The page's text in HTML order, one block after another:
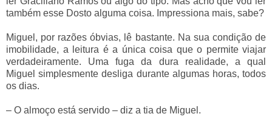
também esse Dosto alguma coisa. Impressiona mais, sabe?
Miguel, por razões óbvias, lê bastante. Na sua condição de
imobilidade, a leitura é a única coisa que o permite viajar
verdadeiramente. Uma fuga da dura realidade, a qual
Miguel simplesmente desliga durante algumas horas, todos
os dias.
– O almoço está servido – diz a tia de Miguel.